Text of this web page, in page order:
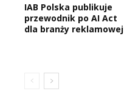
IAB Polska publikuje
przewodnik po AI Act
dla branży reklamowej